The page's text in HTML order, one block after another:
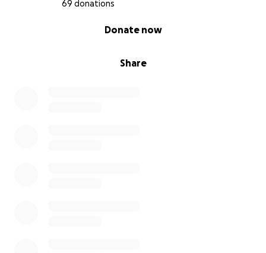
69 donations
Share
Donate now